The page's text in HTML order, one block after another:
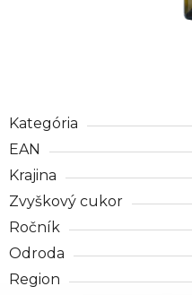
Kategória
EAN
Krajina
Zvyškový cukor
Ročník
Odroda
Region